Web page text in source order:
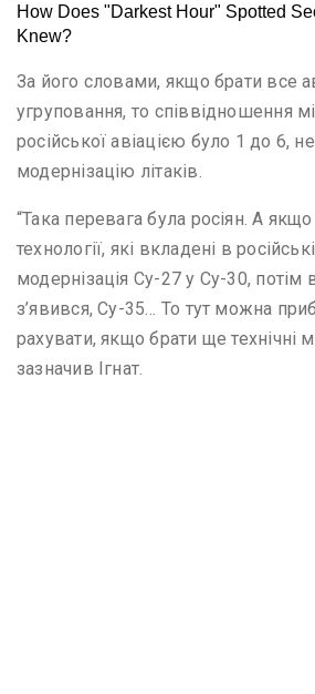
За його словами, якщо брати все
угруповання, то співвідношення
російської авіацією було 1 до 6,
модернізацію літаків.
“Така перевага була росіян. А
технології, які вкладені в
модернізація Су-27 у Су-30, потім
з’явився, Су-35… То тут можна
рахувати, якщо брати ще технічні
зазначив Ігнат.